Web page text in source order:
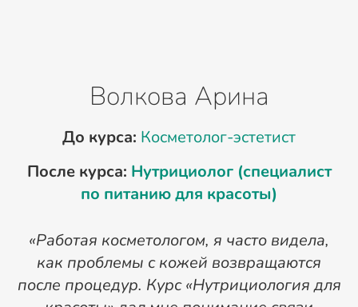
Волкова Арина
До курса: Косметолог-эстетист
После курса: Нутрициолог (специалист
по питанию для красоты)
«Работая косметологом, я часто видела,
как проблемы с кожей возвращаются
после процедур. Курс «Нутрициология для